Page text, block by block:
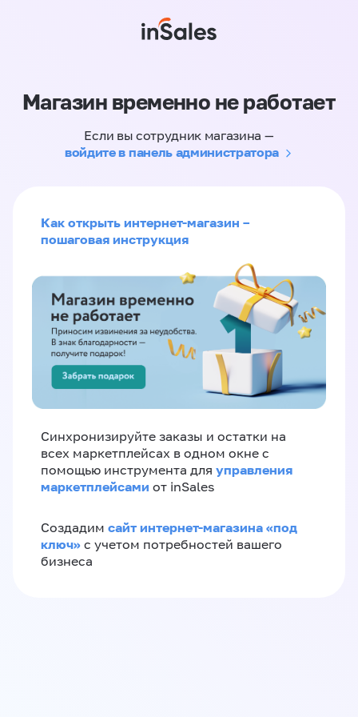
Магазин временно не работает
Если вы сотрудник магазина —
войдите в панель администратора
Как открыть интернет-магазин –
пошаговая инструкция
Синхронизируйте заказы и остатки на
всех маркетплейсах в одном окне с
помощью инструмента для управления
маркетплейсами от inSales
Создадим сайт интернет-магазина «под
ключ» с учетом потребностей вашего
бизнеса